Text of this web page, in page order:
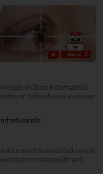
วรแล้ว ยังใช้เวลาผ่าตัดทำเลสิกไม่
ฉีดยาชา ไม่ต้องเย็บแผล และสามารถ
ต่างกันอย่างไร
เป็นการผ่าตัดโดยการใช้ใบมีดแยกชั้น
บแต่งผิวกระจกตาของคนไข้ตามค่า